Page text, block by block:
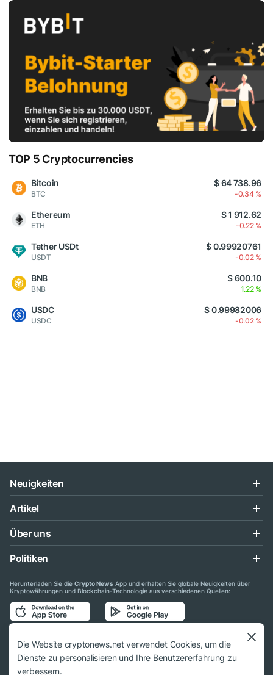
TOP 5 Cryptocurrencies
Bitcoin
BTC
$ 64 738.96
-0.34 %
Ethereum
ETH
$ 1 912.62
-0.22 %
Tether USDt
USDT
$ 0.99920761
-0.02 %
BNB
BNB
$ 600.10
1.22 %
USDC
USDC
$ 0.99982006
-0.02 %
Neuigkeiten
Artikel
Über uns
Politiken
Herunterladen Sie die Crypto News App und erhalten Sie globale Neuigkeiten über
Kryptowährungen und Blockchain-Technologie aus verschiedenen Quellen:
Folgen Sie uns auf den sozialen Medien
Die Website cryptonews.net verwendet Cookies, um die
Dienste zu personalisieren und Ihre Benutzererfahrung zu
verbessern.